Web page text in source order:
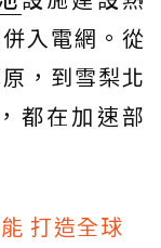
入電網。從
，到雪梨北
都在加速部
打造全球